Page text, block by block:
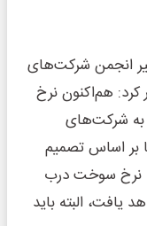
انجمن شرکت‌های
کرد: هم‌اکنون نرخ
شرکت‌های
اما بر اساس تصمیم
نرخ سوخت درب
خواهد یافت، البته باید